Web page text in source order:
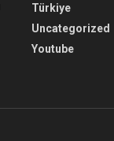
Türkiye
Uncategorized
Youtube